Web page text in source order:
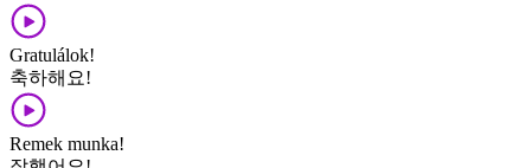
Gratulálok!
축하해요!
Remek munka!